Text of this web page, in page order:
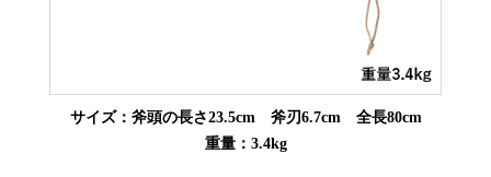
サイズ：斧頭の長さ23.5cm 斧刃6.7cm 全長80cm
重量：3.4kg